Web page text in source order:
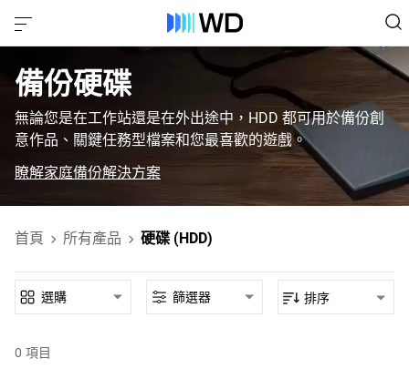
備份硬碟
無論您是在工作站還是在外出途中，HDD 都可用於備份創
意作品、關鍵任務型檔案和您最喜歡的遊戲。
瞭解家庭備份解決方案
首頁 所有產品 硬碟 (HDD)
0 項目
選購 篩選器 排序